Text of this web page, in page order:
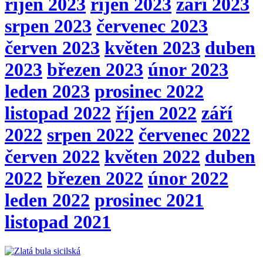
říjen 2023 říjen 2023 září 2023
srpen 2023 červenec 2023
červen 2023 květen 2023 duben
2023 březen 2023 únor 2023
leden 2023 prosinec 2022
listopad 2022 říjen 2022 září
2022 srpen 2022 červenec 2022
červen 2022 květen 2022 duben
2022 březen 2022 únor 2022
leden 2022 prosinec 2021
listopad 2021